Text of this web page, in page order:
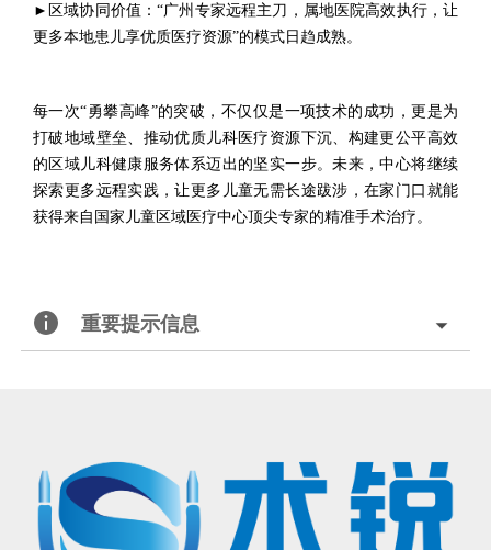
►区域协同价值：“广州专家远程主刀，属地医院高效执行，让
更多本地患儿享优质医疗资源”的模式日趋成熟。
每一次“勇攀高峰”的突破，不仅仅是一项技术的成功，更是为
打破地域壁垒、推动优质儿科医疗资源下沉、构建更公平高效
的区域儿科健康服务体系迈出的坚实一步。未来，中心将继续
探索更多远程实践，让更多儿童无需长途跋涉，在家门口就能
获得来自国家儿童区域医疗中心顶尖专家的精准手术治疗。
重要提示信息
的手术操作，请联系北京术锐 机器人股份 有限公司，参加术锐的官方培训计划。患者若想参加术锐 机器人的
注册临床试验，请联系术锐官方合作医院，咨询医生，以确定是否适合术锐®机器人的手术。医生和患者应仔